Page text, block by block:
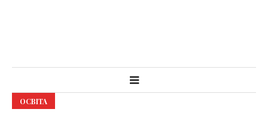
ОСВІТА